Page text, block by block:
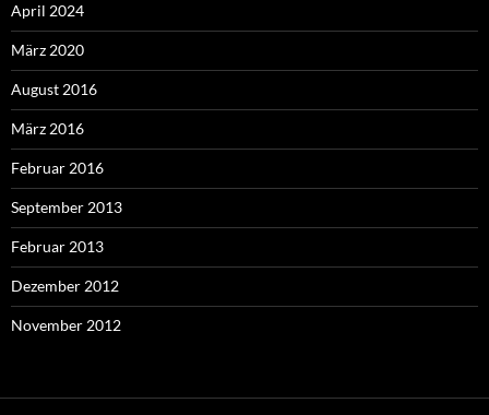
April 2024
März 2020
August 2016
März 2016
Februar 2016
September 2013
Februar 2013
Dezember 2012
November 2012